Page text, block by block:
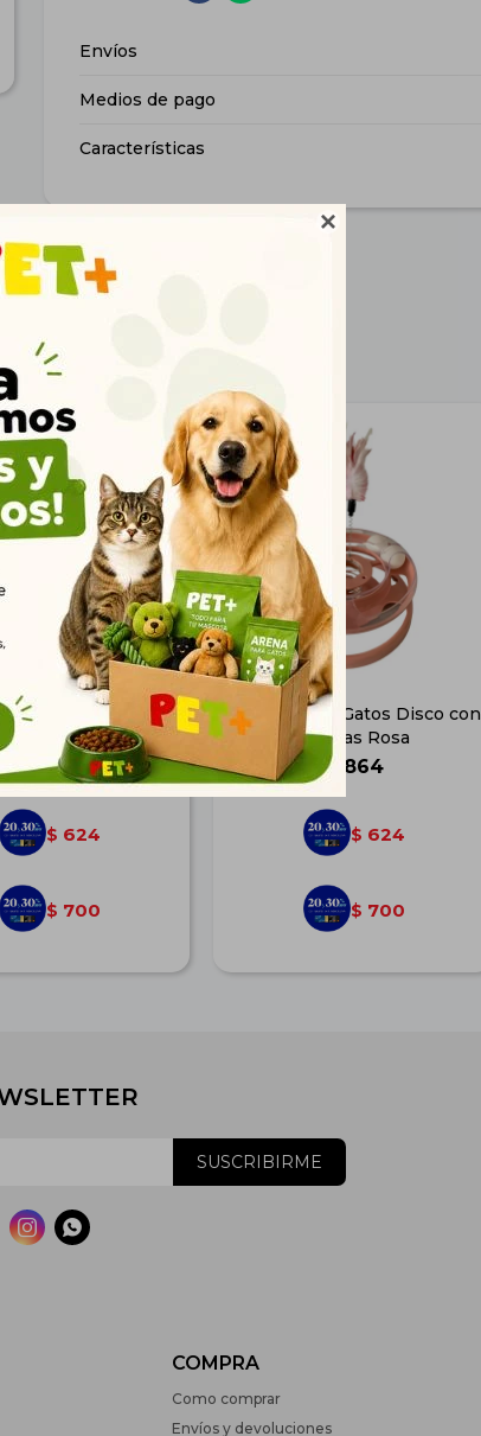

Envíos
Medios de pago
Características
te pueden interesar
Gatos Disco con
Verde
$ 864
$ 624
$ 700
Juguete para Gatos Disco con
Plumas Rosa
$ 864
$ 624
$ 700
COMPRA
Como comprar
Envíos y devoluciones
SUSCRIBIRME
 